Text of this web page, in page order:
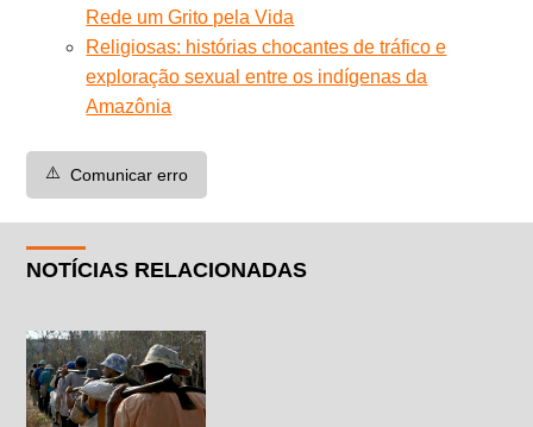
Rede um Grito pela Vida
Religiosas: histórias chocantes de tráfico e
exploração sexual entre os indígenas da
Amazônia
⚠️ Comunicar erro
NOTÍCIAS RELACIONADAS